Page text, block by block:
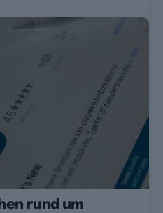
rund um